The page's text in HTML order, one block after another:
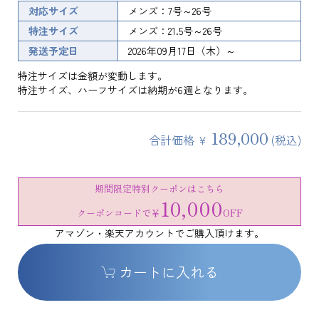
対応サイズ
メンズ：7号～26号
特注サイズ
メンズ：21.5号～26号
発送予定日
2026年09月17日（木）～
特注サイズは金額が変動します。
特注サイズ、ハーフサイズは納期が6週となります。
合計価格 ¥ 189,000 (税込)
期間限定特別クーポンはこちら
クーポンコードで￥ 10,000OFF
アマゾン・楽天アカウントでご購入頂けます。
カートに入れる